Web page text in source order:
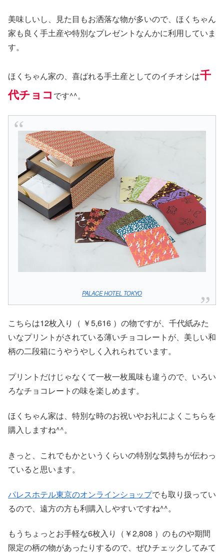
美味しいし、見た目もお洒落な物が多いので、ほくちゃん
家も良く手土産や特別なプレゼントなんかに利用していま
す。
ほくちゃん家の、喜ばれる手土産としてのイチオシは千
代チョコ です^^。
PALACE HOTEL TOKYO
こちらは12枚入り（ ￥5,616 ）の物ですが、千代紙みた
いなプリントがされている薄いチョコレートが、美しい和
柄の二段箱にうやうやしく入れられています。
プリントだけじゃなくて一枚一枚風味も違うので、いろい
ろなチョコレートの味を楽しめます。
ほくちゃん家は、特別な時のお祝いやお礼によくこちらを
購入しますね^^。
きっと、これでもかというくらいの特別な気持ちが伝わっ
ていると思います。
パレスホテル東京のオンラインショップでも取り扱ってい
るので、遠方の方も利購入しやすいですね^^。
もうちょっとお手軽な6枚入り（￥2,808 ）のものや期間
限定の柄の物があったりするので、ぜひチェックしてみて